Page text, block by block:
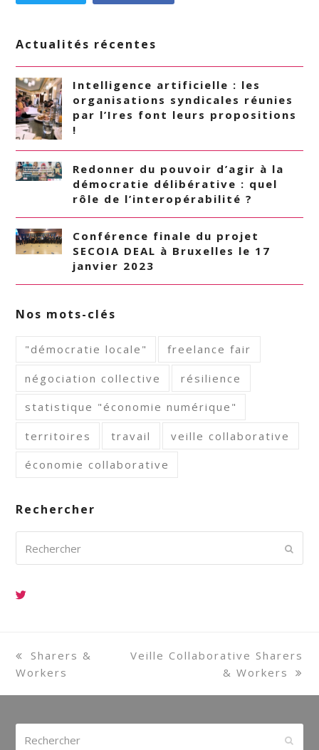
Actualités récentes
Intelligence artificielle : les
organisations syndicales réunies
par l’Ires font leurs propositions
!
Redonner du pouvoir d’agir à la
démocratie délibérative : quel
rôle de l’interopérabilité ?
Conférence finale du projet
SECOIA DEAL à Bruxelles le 17
janvier 2023
Nos mots-clés
"démocratie locale" freelance fair
négociation collective résilience
statistique "économie numérique"
territoires travail veille collaborative
économie collaborative
Rechercher
previous
post:
Sharers &
Workers
next
Veille Collaborative Sharers
& Workers